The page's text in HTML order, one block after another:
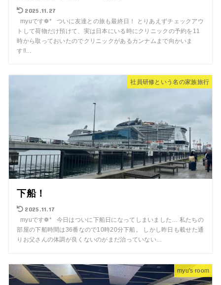
2025.11.27
myuです❁* ついに友達との旅も最終日！ とりあえずチェックアウ
トして荷物だけ預けて、実は日本にいる時にクリニックの予約を11
時から取っておいたのでクリニックがあるカンナムまで向かいま
す‼︎...
社員研修という名の家族旅行
下船！
2025.11.17
myuです❁* 今日はついに下船日になってしまいました… 私たちの
部屋の下船時間は36番なので10時20分下船。 しかし昨日も載せた通
りお父さんの体調が良くないのがまだ治っていない...
myu's room